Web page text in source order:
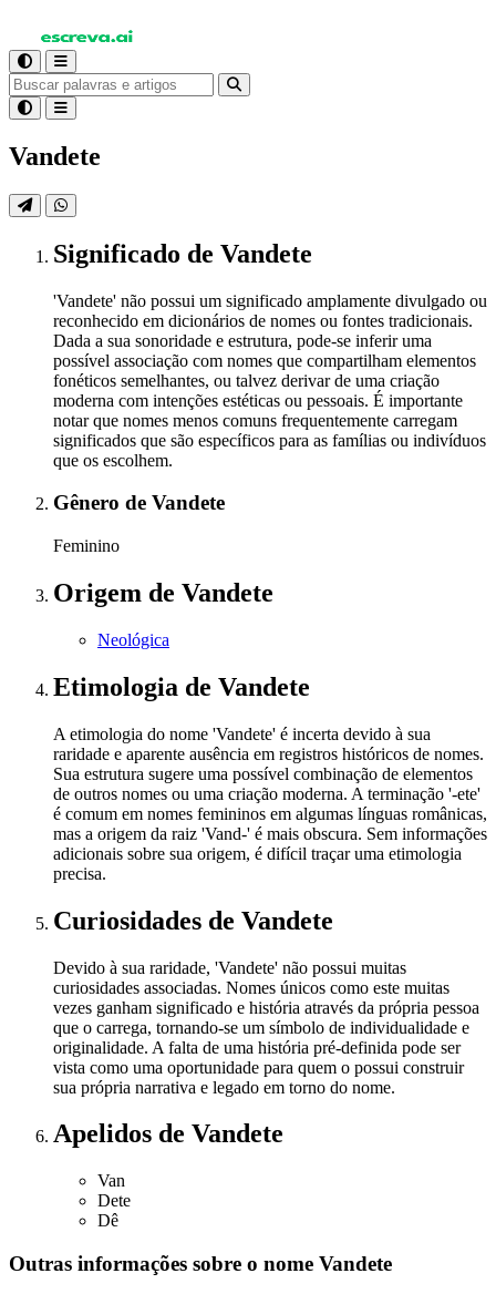
Vandete
Significado de Vandete
'Vandete' não possui um significado amplamente divulgado ou
reconhecido em dicionários de nomes ou fontes tradicionais.
Dada a sua sonoridade e estrutura, pode-se inferir uma
possível associação com nomes que compartilham elementos
fonéticos semelhantes, ou talvez derivar de uma criação
moderna com intenções estéticas ou pessoais. É importante
notar que nomes menos comuns frequentemente carregam
significados que são específicos para as famílias ou indivíduos
que os escolhem.
Gênero de Vandete
Feminino
Origem de Vandete
Neológica
Etimologia de Vandete
A etimologia do nome 'Vandete' é incerta devido à sua
raridade e aparente ausência em registros históricos de nomes.
Sua estrutura sugere uma possível combinação de elementos
de outros nomes ou uma criação moderna. A terminação '-ete'
é comum em nomes femininos em algumas línguas românicas,
mas a origem da raiz 'Vand-' é mais obscura. Sem informações
adicionais sobre sua origem, é difícil traçar uma etimologia
precisa.
Curiosidades de Vandete
Devido à sua raridade, 'Vandete' não possui muitas
curiosidades associadas. Nomes únicos como este muitas
vezes ganham significado e história através da própria pessoa
que o carrega, tornando-se um símbolo de individualidade e
originalidade. A falta de uma história pré-definida pode ser
vista como uma oportunidade para quem o possui construir
sua própria narrativa e legado em torno do nome.
Apelidos de Vandete
Van
Dete
Dê
Outras informações sobre o nome Vandete